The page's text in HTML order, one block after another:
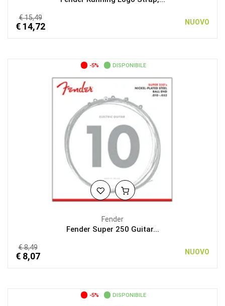
€ 15,49
€ 14,72 NUOVO
-5% DISPONIBILE
Fender
Fender Super 250 Guitar...
€ 8,49
€ 8,07 NUOVO
-5% DISPONIBILE